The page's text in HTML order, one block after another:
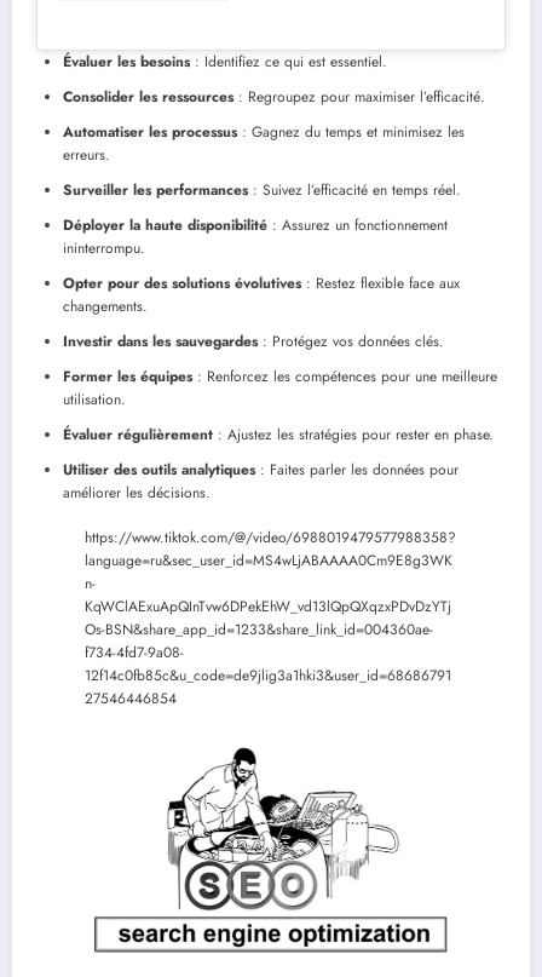
Évaluer les besoins: Identifiez ce qui est essentiel.
Consolider les ressources: Regroupez pour maximiser l’efficacité.
Automatiser les processus: Gagnez du temps et minimisez les
erreurs.
Surveiller les performances: Suivez l’efficacité en temps réel.
Déployer la haute disponibilité : Assurez un fonctionnement
ininterrompu.
Opter pour des solutions évolutives: Restez flexible face aux
changements.
Investir dans les sauvegardes: Protégez vos données clés.
Former les équipes: Renforcez les compétences pour une meilleure
utilisation.
Évaluer régulièrement : Ajustez les stratégies pour rester en phase.
Utiliser des outils analytiques: Faites parler les données pour
améliorer les décisions.
https://www.tiktok.com/@/video/6988019479577988358?
language=ru&sec_user_id=MS4wLjABAAAA0Cm9E8g3WK
n-
KqWClAExuApQInTvw6DPekEhW_vd13lQpQXqzxPDvDzYTj
Os-BSN&share_app_id=1233&share_link_id=004360ae-
f734-4fd7-9a08-
12f14c0fb85c&u_code=de9jlig3a1hki3&user_id=68686791
27546446854